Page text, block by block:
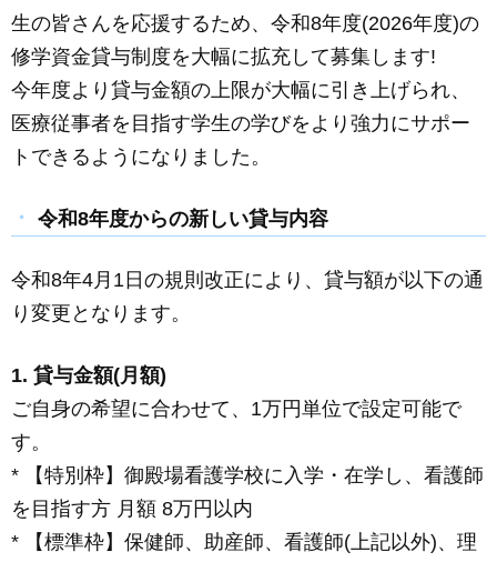
e
b
o
o
k
e
n
g
er
生の皆さんを応援するため、令和8年度(2026年度)の
修学資金貸与制度を大幅に拡充して募集します!
今年度より貸与金額の上限が大幅に引き上げられ、
医療従事者を目指す学生の学びをより強力にサポー
トできるようになりました。
令和8年度からの新しい貸与内容
令和8年4月1日の規則改正により、貸与額が以下の通
り変更となります。
1. 貸与金額(月額)
ご自身の希望に合わせて、1万円単位で設定可能で
す。
* 【特別枠】御殿場看護学校に入学・在学し、看護師
を目指す方 月額 8万円以内
* 【標準枠】保健師、助産師、看護師(上記以外)、理